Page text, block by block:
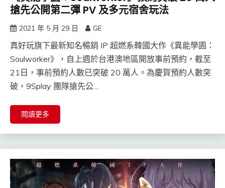
搶先公開第二彈 PV 及多元宿舍玩法
2021 年 5 月 29 日 GE
真好玩旗下最新知名暢銷 IP 超燃系韓國大作《異能學園：
Soulworker》，自上週於台港澳地區開放事前預約，截至
21日，事前預約人數已突破 20 萬人。為慶賀預約人數突
破，9Splay 團隊搶先公…
閱讀更多